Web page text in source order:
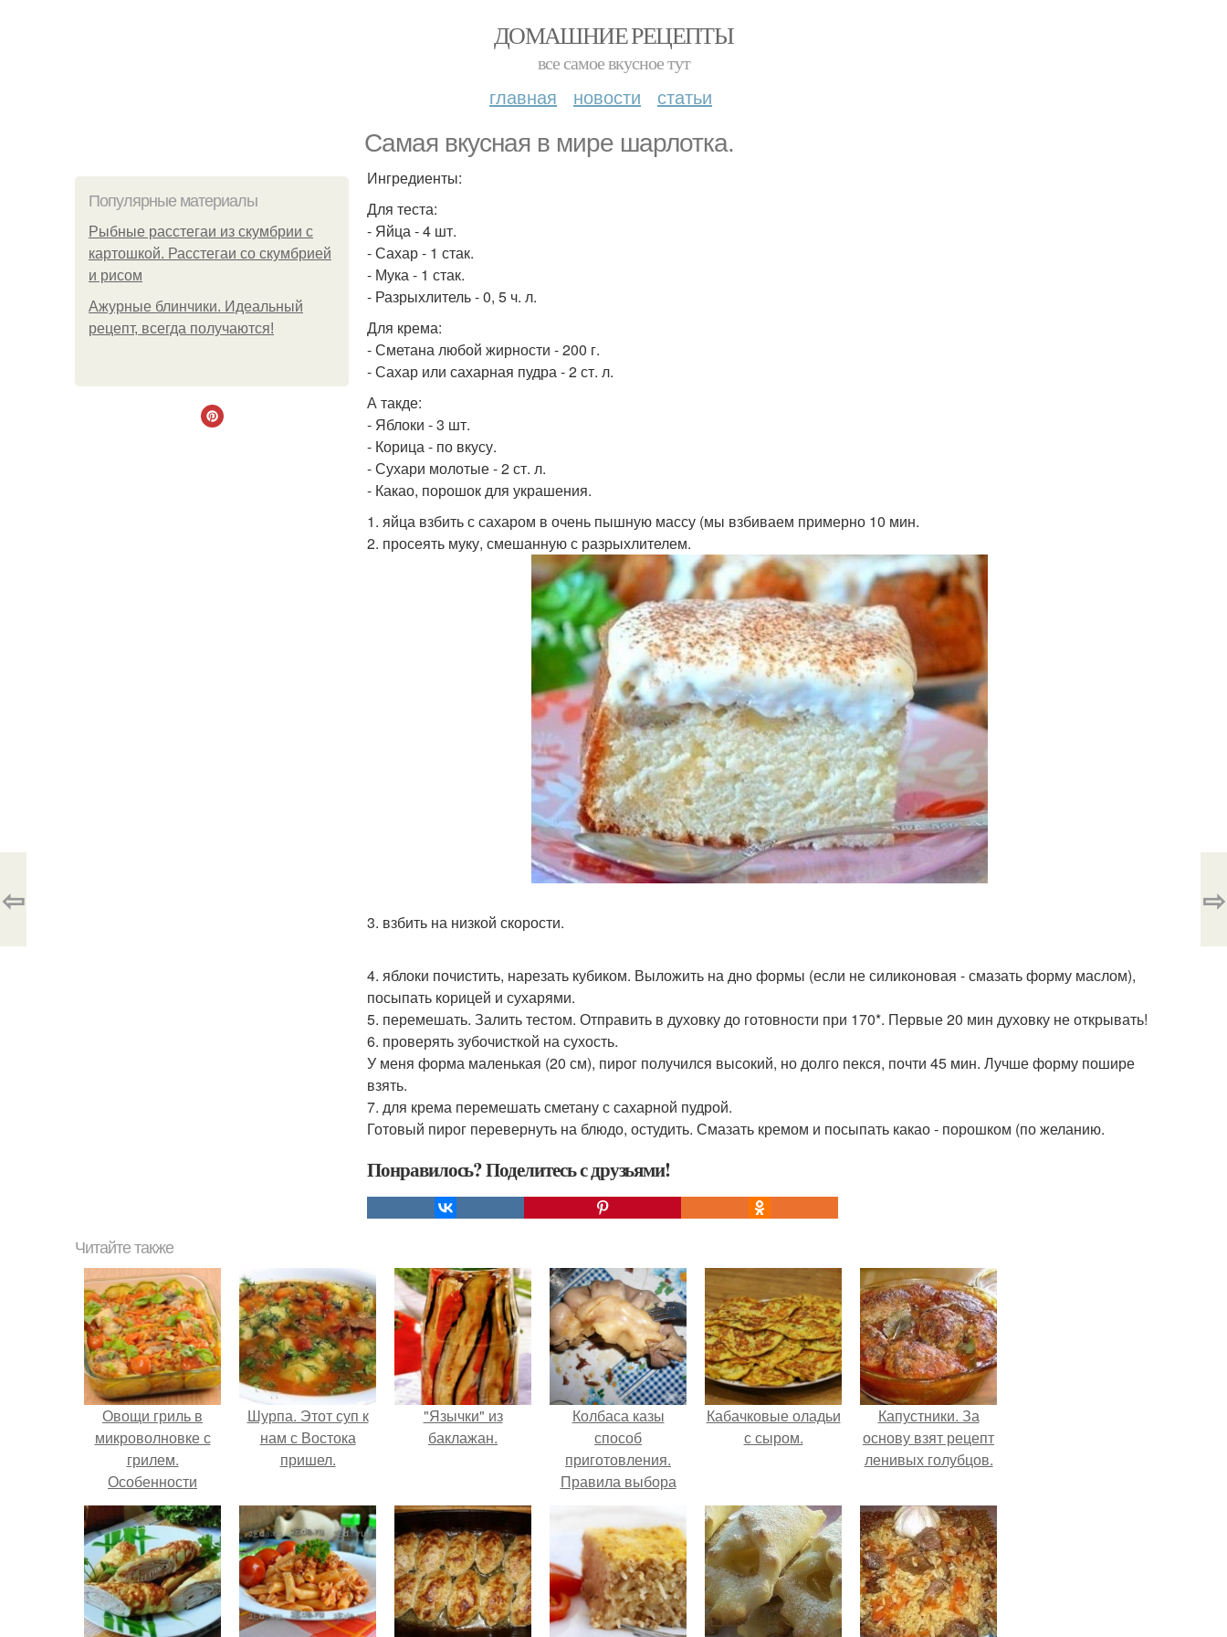
ДОМАШНИЕ РЕЦЕПТЫ
все самое вкусное тут
главная новости статьи
Самая вкусная в мире шарлотка.
Популярные материалы
Рыбные расстегаи из скумбрии с
картошкой. Расстегаи со скумбрией
и рисом
Ажурные блинчики. Идеальный
рецепт, всегда получаются!
Ингредиенты:
Для теста:
- Яйца - 4 шт.
- Сахар - 1 стак.
- Мука - 1 стак.
- Разрыхлитель - 0, 5 ч. л.
Для крема:
- Сметана любой жирности - 200 г.
- Сахар или сахарная пудра - 2 ст. л.
А такде:
- Яблоки - 3 шт.
- Корица - по вкусу.
- Сухари молотые - 2 ст. л.
- Какао, порошок для украшения.
1. яйца взбить с сахаром в очень пышную массу (мы взбиваем примерно 10 мин.
2. просеять муку, смешанную с разрыхлителем.
3. взбить на низкой скорости.
4. яблоки почистить, нарезать кубиком. Выложить на дно формы (если не силиконовая - смазать форму маслом),
посыпать корицей и сухарями.
5. перемешать. Залить тестом. Отправить в духовку до готовности при 170*. Первые 20 мин духовку не открывать!
6. проверять зубочисткой на сухость.
У меня форма маленькая (20 см), пирог получился высокий, но долго пекся, почти 45 мин. Лучше форму пошире
взять.
7. для крема перемешать сметану с сахарной пудрой.
Готовый пирог перевернуть на блюдо, остудить. Смазать кремом и посыпать какао - порошком (по желанию.
Понравилось? Поделитесь с друзьями!
⇦ ⇨
Читайте также
Овощи гриль в
микроволновке с
грилем.
Особенности
приготовления
овощей в
микроволновке
Шурпа. Этот суп к
нам с Востока
пришел.
"Язычки" из
баклажан.
Колбаса казы
способ
приготовления.
Правила выбора
Кабачковые оладьи
с сыром.
Капустники. За
основу взят рецепт
ленивых голубцов.